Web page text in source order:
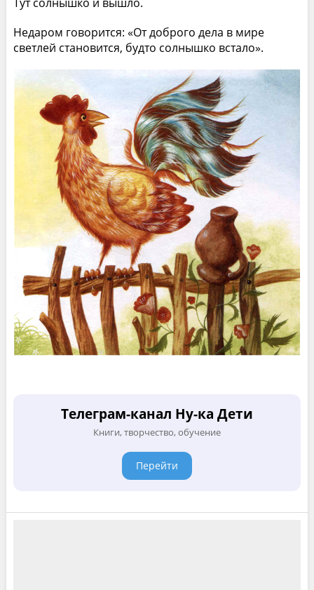
Недаром говорится: «От доброго дела в мире
светлей становится, будто солнышко встало».
Телеграм-канал Ну-ка Дети
Книги, творчество, обучение
Перейти